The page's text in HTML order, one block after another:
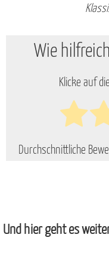
Wie
Klicke auf
Durchschnittliche
Und hier geht es